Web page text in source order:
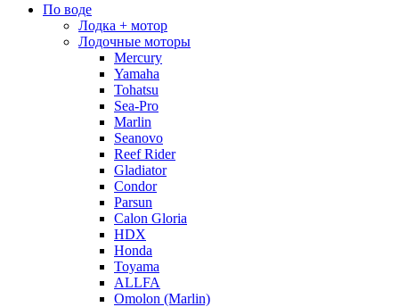
По воде
Лодка + мотор
Лодочные моторы
Mercury
Yamaha
Tohatsu
Sea-Pro
Marlin
Seanovo
Reef Rider
Gladiator
Condor
Parsun
Calon Gloria
HDX
Honda
Toyama
ALLFA
Omolon (Marlin)